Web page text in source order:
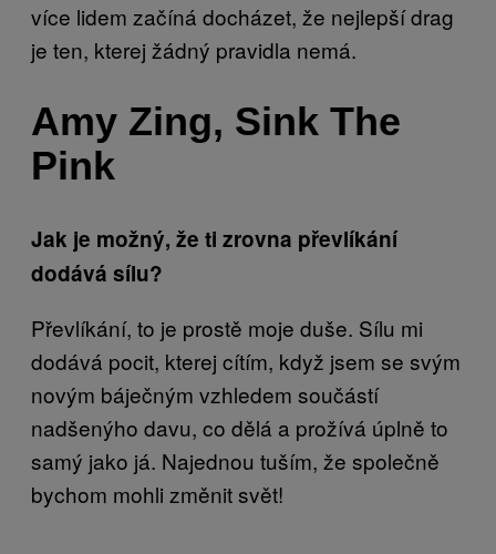
více lidem začíná docházet, že nejlepší drag
je ten, kterej žádný pravidla nemá.
Amy Zing, Sink The
Pink
Jak je možný, že ti zrovna převlíkání
dodává sílu?
Převlíkání, to je prostě moje duše. Sílu mi
dodává pocit, kterej cítím, když jsem se svým
novým báječným vzhledem součástí
nadšenýho davu, co dělá a prožívá úplně to
samý jako já. Najednou tuším, že společně
bychom mohli změnit svět!